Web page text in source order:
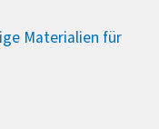
Materialien für